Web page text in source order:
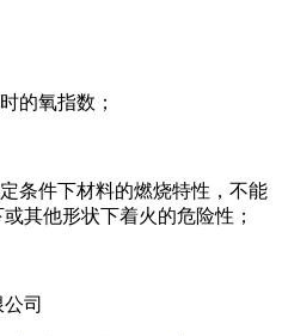
的氧指数；
条件下材料的燃烧特性，不能
其他形状下着火的危险性；
司